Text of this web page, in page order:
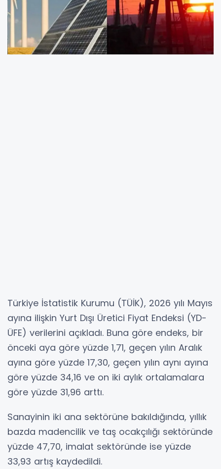
Türkiye İstatistik Kurumu (TÜİK), 2026 yılı Mayıs
ayına ilişkin Yurt Dışı Üretici Fiyat Endeksi (YD-
ÜFE) verilerini açıkladı. Buna göre endeks, bir
önceki aya göre yüzde 1,71, geçen yılın Aralık
ayına göre yüzde 17,30, geçen yılın aynı ayına
göre yüzde 34,16 ve on iki aylık ortalamalara
göre yüzde 31,96 arttı.
Sanayinin iki ana sektörüne bakıldığında, yıllık
bazda madencilik ve taş ocakçılığı sektöründe
yüzde 47,70, imalat sektöründe ise yüzde
33,93 artış kaydedildi.